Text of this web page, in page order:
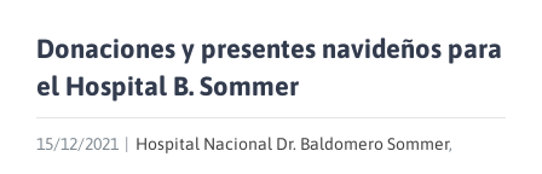
Donaciones y presentes navideños para
el Hospital B. Sommer
15/12/2021 Hospital Nacional Dr. Baldomero Sommer,